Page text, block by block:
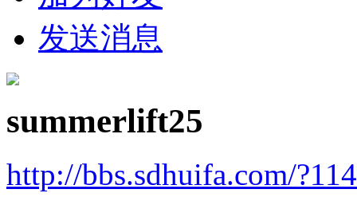
发送消息
summerlift25
http://bbs.sdhuifa.com/